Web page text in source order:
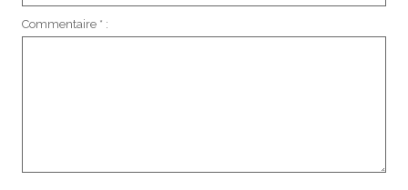
Commentaire * :